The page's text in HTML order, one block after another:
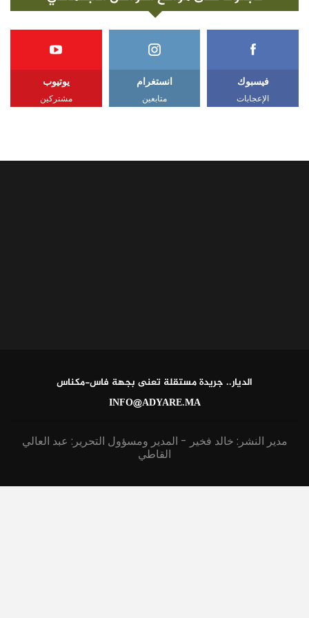
فيسبوك
الإعجابات
انستغرام
متابعين
يوتيوب
مشتركين
الديار.. جريدة مستقلة تعنى بجهة فاس-مكناس
INFO@ADYARE.MA
مدير النشر: خالد فخير - المدير ومسؤول التحرير: عبد العالي
القاطي